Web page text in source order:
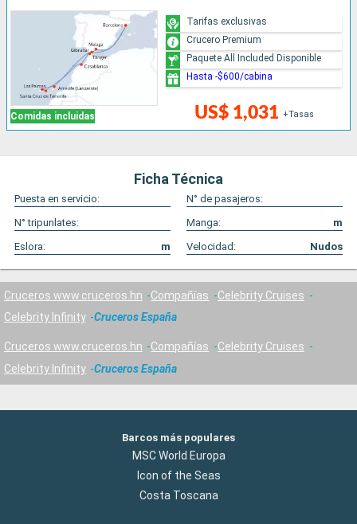
Comidas incluidas US$ 1,031 +Tasas
Tarifas exclusivas
Crucero Premium
Paquete All Included Disponible
Hasta -$600/cabina
Ficha Técnica
Puesta en servicio:
N° de pasajeros:
N° tripunlates:
Manga:
m
Eslora:
m Velocidad: Nudos
Cruceros www.cruceros.hn Compañías
Celebrity Cruises
Celebrity Infinity
Cruceros España
Cruceros www.cruceros.hn Compañías
Celebrity Cruises
Celebrity Infinity
Cruceros España
Barcos más populares
MSC World Europa
Icon of the Seas
Costa Toscana